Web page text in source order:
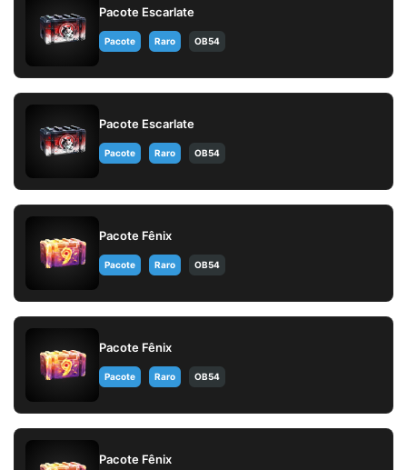
Pacote Escarlate
Pacote Raro OB54
Pacote Escarlate
Pacote Raro OB54
Pacote Fênix
Pacote Raro OB54
Pacote Fênix
Pacote Raro OB54
Pacote Fênix